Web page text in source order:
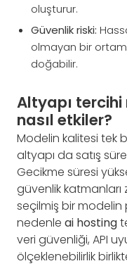
oluşturur.
Güvenlik riski:
olmayan bir
doğabilir.
Altyapı tercihi
nasıl etkiler?
Modelin kalitesi tek
altyapı da satış
Gecikme süresi
güvenlik katmanları
seçilmiş bir modelin
nedenle ai hosting
veri güvenliği, API
ölçeklenebilirlik